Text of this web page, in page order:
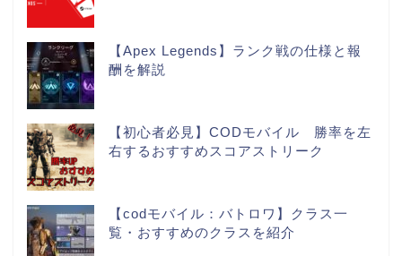
【Apex Legends】ランク戦の仕様と報
酬を解説
【初心者必見】CODモバイル 勝率を左
右するおすすめスコアストリーク
【codモバイル：バトロワ】クラス一
覧・おすすめのクラスを紹介